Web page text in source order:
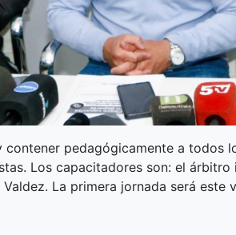
contener pedagógicamente a todos
Los capacitadores son: el árbitro
La primera jornada será este